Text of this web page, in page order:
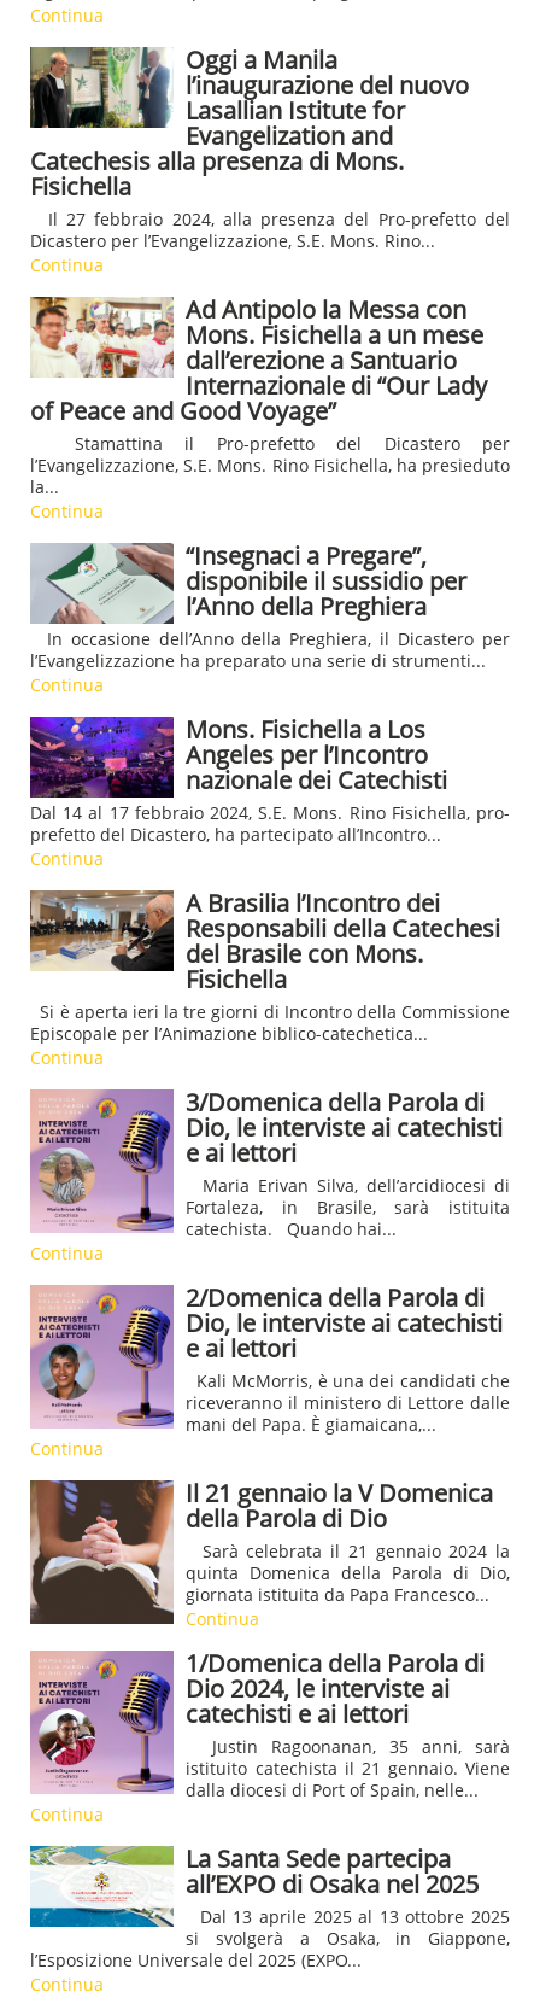
Continua
Oggi a Manila
l’inaugurazione del nuovo
Lasallian Istitute for
Evangelization and
Catechesis alla presenza di Mons.
Fisichella
Il 27 febbraio 2024, alla presenza del Pro-prefetto del
Dicastero per l’Evangelizzazione, S.E. Mons. Rino...
Continua
Ad Antipolo la Messa con
Mons. Fisichella a un mese
dall’erezione a Santuario
Internazionale di “Our Lady
of Peace and Good Voyage”
Stamattina il Pro-prefetto del Dicastero per
l’Evangelizzazione, S.E. Mons. Rino Fisichella, ha presieduto
la...
Continua
“Insegnaci a Pregare”,
disponibile il sussidio per
l’Anno della Preghiera
In occasione dell’Anno della Preghiera, il Dicastero per
l’Evangelizzazione ha preparato una serie di strumenti...
Continua
Mons. Fisichella a Los
Angeles per l’Incontro
nazionale dei Catechisti
Dal 14 al 17 febbraio 2024, S.E. Mons. Rino Fisichella, pro-
prefetto del Dicastero, ha partecipato all’Incontro...
Continua
A Brasilia l’Incontro dei
Responsabili della Catechesi
del Brasile con Mons.
Fisichella
Si è aperta ieri la tre giorni di Incontro della Commissione
Episcopale per l’Animazione biblico-catechetica...
Continua
3/Domenica della Parola di
Dio, le interviste ai catechisti
e ai lettori
Maria Erivan Silva, dell’arcidiocesi di
Fortaleza, in Brasile, sarà istituita
catechista. Quando hai...
Continua
2/Domenica della Parola di
Dio, le interviste ai catechisti
e ai lettori
Kali McMorris, è una dei candidati che
riceveranno il ministero di Lettore dalle
mani del Papa. È giamaicana,...
Continua
Il 21 gennaio la V Domenica
della Parola di Dio
Sarà celebrata il 21 gennaio 2024 la
quinta Domenica della Parola di Dio,
giornata istituita da Papa Francesco...
Continua
1/Domenica della Parola di
Dio 2024, le interviste ai
catechisti e ai lettori
Justin Ragoonanan, 35 anni, sarà
istituito catechista il 21 gennaio. Viene
dalla diocesi di Port of Spain, nelle...
Continua
La Santa Sede partecipa
all’EXPO di Osaka nel 2025
Dal 13 aprile 2025 al 13 ottobre 2025
si svolgerà a Osaka, in Giappone,
l’Esposizione Universale del 2025 (EXPO...
Continua